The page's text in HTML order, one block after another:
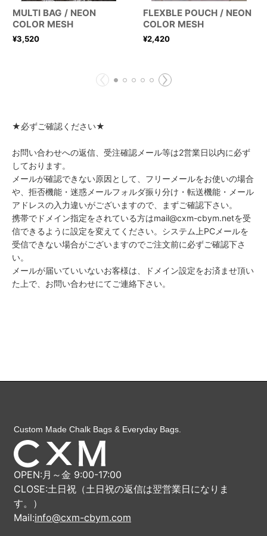
MULTI BAG / NEON
COLOR MESH
¥3,520
FLEXBLE POUCH / NEON
COLOR MESH
¥2,420
★必ずご確認ください★
お問い合わせへの返信、受注確認メール等は2営業日以内に必ず
しております。
メールが確認できない原因として、フリーメールをお使いの場合
や、拒否機能・迷惑メールフォルダ振り分け・転送機能・メール
アドレスの入力違いがございますので、まずご確認下さい。
携帯でドメイン指定をされている方はmail@cxm-cbym.netを受
信できるように設定を変えてください。システム上PCメールを
受信できない場合がございますのでご注文前に必ずご確認下さ
い。
メールが届いていいないお客様は、ドメイン設定をお済ませ頂い
た上で、お問い合わせにてご連絡下さい。
Custom Made Chalk Bags & Everyday Bags.
OPEN:月～金 9:00-17:00
CLOSE:土日祝（土日祝の返信は翌営業日になりま
す。）
Mail:info@cxm-cbym.com